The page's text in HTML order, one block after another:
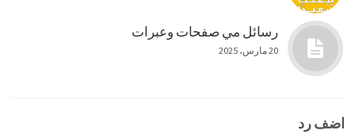
رسائل مي صفحات وعبرات
20 مارس، 2025
اضف رد